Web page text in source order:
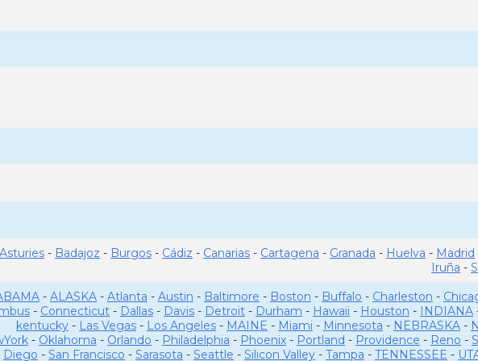
Asturies - Badajoz - Burgos - Cádiz - Canarias - Cartagena - Granada - Huelva - Madrid
Iruña -
- ALASKA - Atlanta - Austin - Baltimore - Boston - Buffalo - Charleston -
- Connecticut - Dallas - Davis - Detroit - Durham - Hawaii - Houston - INDIANA
kentucky - Las Vegas - Los Angeles - MAINE - Miami - Minnesota - NEBRASKA -
- Oklahoma - Orlando - Philadelphia - Phoenix - Portland - Providence - Reno -
Diego - San Francisco - Sarasota - Seattle - Silicon Valley - Tampa - TENNESSEE -